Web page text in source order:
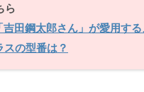
ら
吉田鋼太郎さん」が愛用す
の型番は？